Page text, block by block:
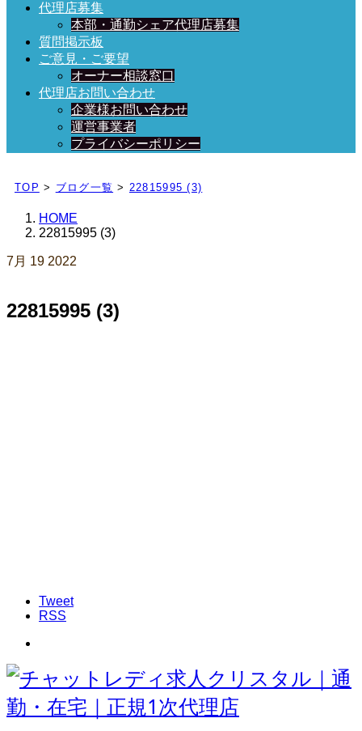
代理店募集
本部・通勤シェア代理店募集
質問掲示板
ご意見・ご要望
オーナー相談窓口
代理店お問い合わせ
企業様お問い合わせ
運営事業者
プライバシーポリシー
日々、ブログを更新中！
TOP > ブログ一覧 > 22815995 (3)
HOME
22815995 (3)
7月 19 2022
22815995 (3)
Tweet
RSS